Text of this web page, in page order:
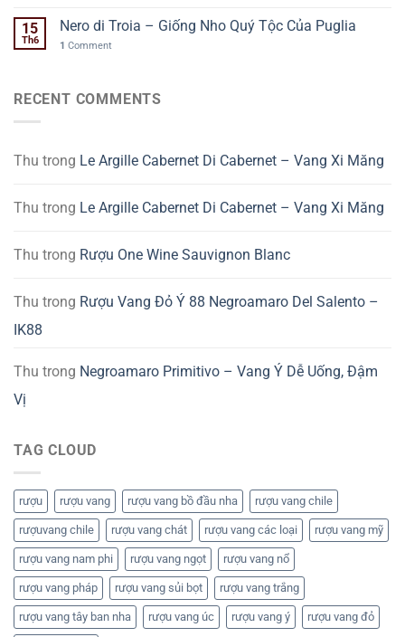
15
Th6
Nero di Troia – Giống Nho Quý Tộc Của Puglia
1 Comment
RECENT COMMENTS
Thu trong Le Argille Cabernet Di Cabernet – Vang Xi Măng
Thu trong Le Argille Cabernet Di Cabernet – Vang Xi Măng
Thu trong Rượu One Wine Sauvignon Blanc
Thu trong Rượu Vang Đỏ Ý 88 Negroamaro Del Salento –
IK88
Thu trong Negroamaro Primitivo – Vang Ý Dễ Uống, Đậm
Vị
TAG CLOUD
rượu rượu vang rượu vang bồ đầu nha rượu vang chile
rượuvang chile rượu vang chát rượu vang các loại rượu vang mỹ
rượu vang nam phi rượu vang ngọt rượu vang nổ
rượu vang pháp rượu vang sủi bọt rượu vang trắng
rượu vang tây ban nha rượu vang úc rượu vang ý rượu vang đỏ